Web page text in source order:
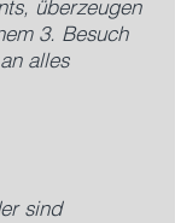
überzeugen
3. Besuch
alles
sind